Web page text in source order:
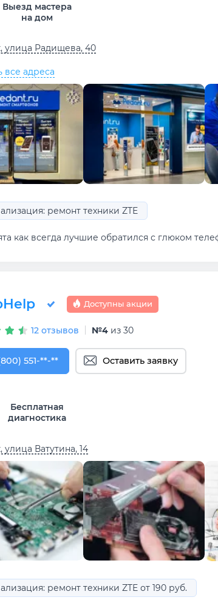
Выезд мастера
на дом
улица Радищева, 40
все адреса
ремонт техники ZTE
как всегда лучшие обратился с глюком
Доступны акции
12 отзывов №4 из 30
551-74-09
551-**-** Оставить заявку
Бесплатная
диагностика
улица Ватутина, 14
ремонт техники ZTE от 190 руб.